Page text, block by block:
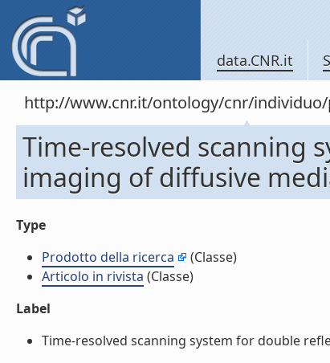
data.CNR.it
http://www.cnr.it/ontology/cnr/
Time-resolved scanning
imaging of diffusive
Type
Prodotto della ricerca
(Classe)
Articolo in rivista (Classe)
Label
Time-resolved scanning system for double